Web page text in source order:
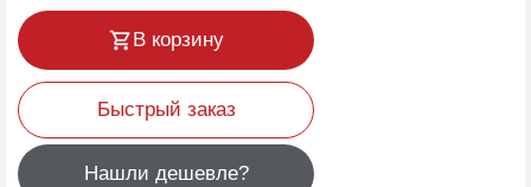
В корзину
Быстрый заказ
Нашли дешевле?